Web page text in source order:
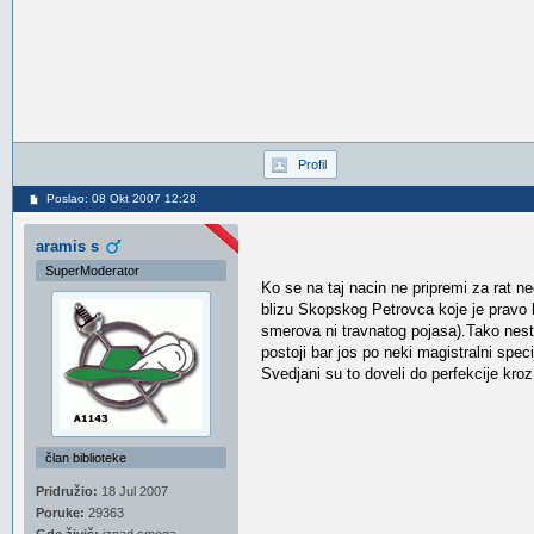
Profil
Poslao: 08 Okt 2007 12:28
aramis s
SuperModerator
član biblioteke
Pridružio: 18 Jul 2007
Poruke: 29363
Ko se na taj nacin ne pripremi za rat
blizu Skopskog Petrovca koje je
smerova ni travnatog pojasa).Tako
postoji bar jos po neki magistralni
Svedjani su to doveli do perfekcije